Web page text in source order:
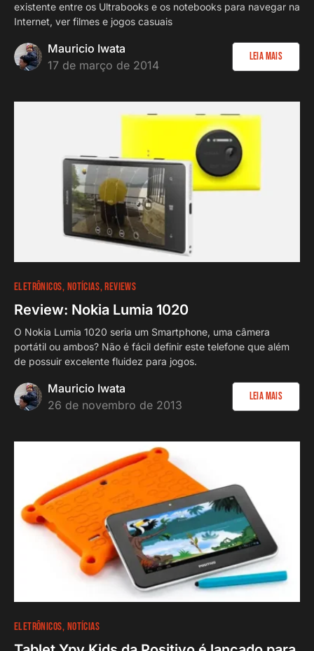
existente entre os Ultrabooks e os notebooks para navegar na
Internet, ver filmes e jogos casuais
Mauricio Iwata
17 de março de 2014
Leia Mais
ELETRÔNICOS NOTÍCIAS REVIEWS
Review: Nokia Lumia 1020
O Nokia Lumia 1020 seria um Smartphone, uma câmera
portátil ou ambos? Não é fácil definir este telefone que além
de possuir excelente fluidez para jogos.
Mauricio Iwata
26 de novembro de 2013
Leia Mais
ELETRÔNICOS NOTÍCIAS